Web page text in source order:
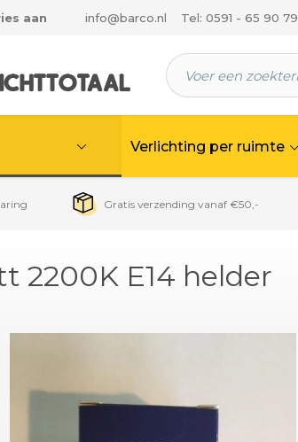
aan info@barco.nl Tel: 0591 - 65 90 79
Verlichting per ruimte
Gratis verzending vanaf €50,-
2200K E14 helder